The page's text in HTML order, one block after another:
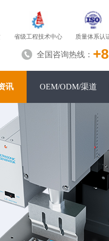
省级工程技术中心 质量体系认
全国咨询热线：
讯 OEM/ODM/渠道